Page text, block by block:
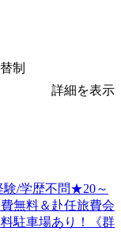
制
詳細を表示